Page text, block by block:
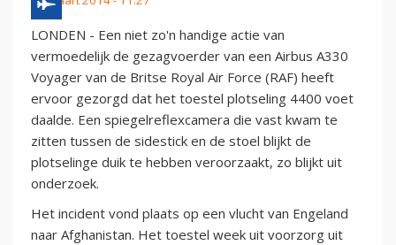
LONDEN - Een niet zo'n handige actie van
vermoedelijk de gezagvoerder van een Airbus A330
Voyager van de Britse Royal Air Force (RAF) heeft
ervoor gezorgd dat het toestel plotseling 4400 voet
daalde. Een spiegelreflexcamera die vast kwam te
zitten tussen de sidestick en de stoel blijkt de
plotselinge duik te hebben veroorzaakt, zo blijkt uit
onderzoek.
Het incident vond plaats op een vlucht van Engeland
naar Afghanistan. Het toestel week uit voorzorg uit